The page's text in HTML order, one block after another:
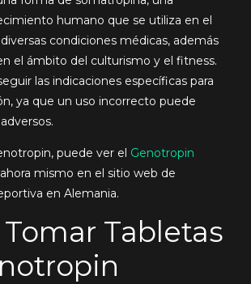
humano que se utiliza en el
condiciones médicas, además
el ámbito del culturismo y el fitness.
las indicaciones específicas para
ya que un uso incorrecto puede
puede ver el Genotropin
ahora mismo en el sitio web de
en Alemania.
Tabletas